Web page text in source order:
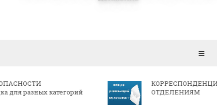
КОРРЕСПОНДЕНЦИЯ РЕГИОНАЛЬНЫМ
ОТДЕЛЕНИЯМ